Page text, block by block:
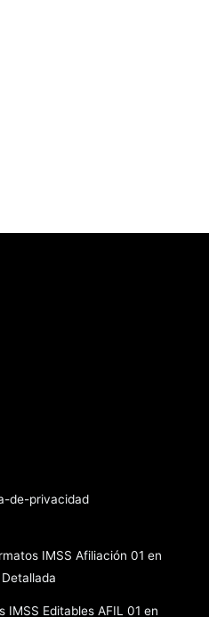
de-privacidad
IMSS Afiliación 01 en
IMSS Editables AFIL 01 en